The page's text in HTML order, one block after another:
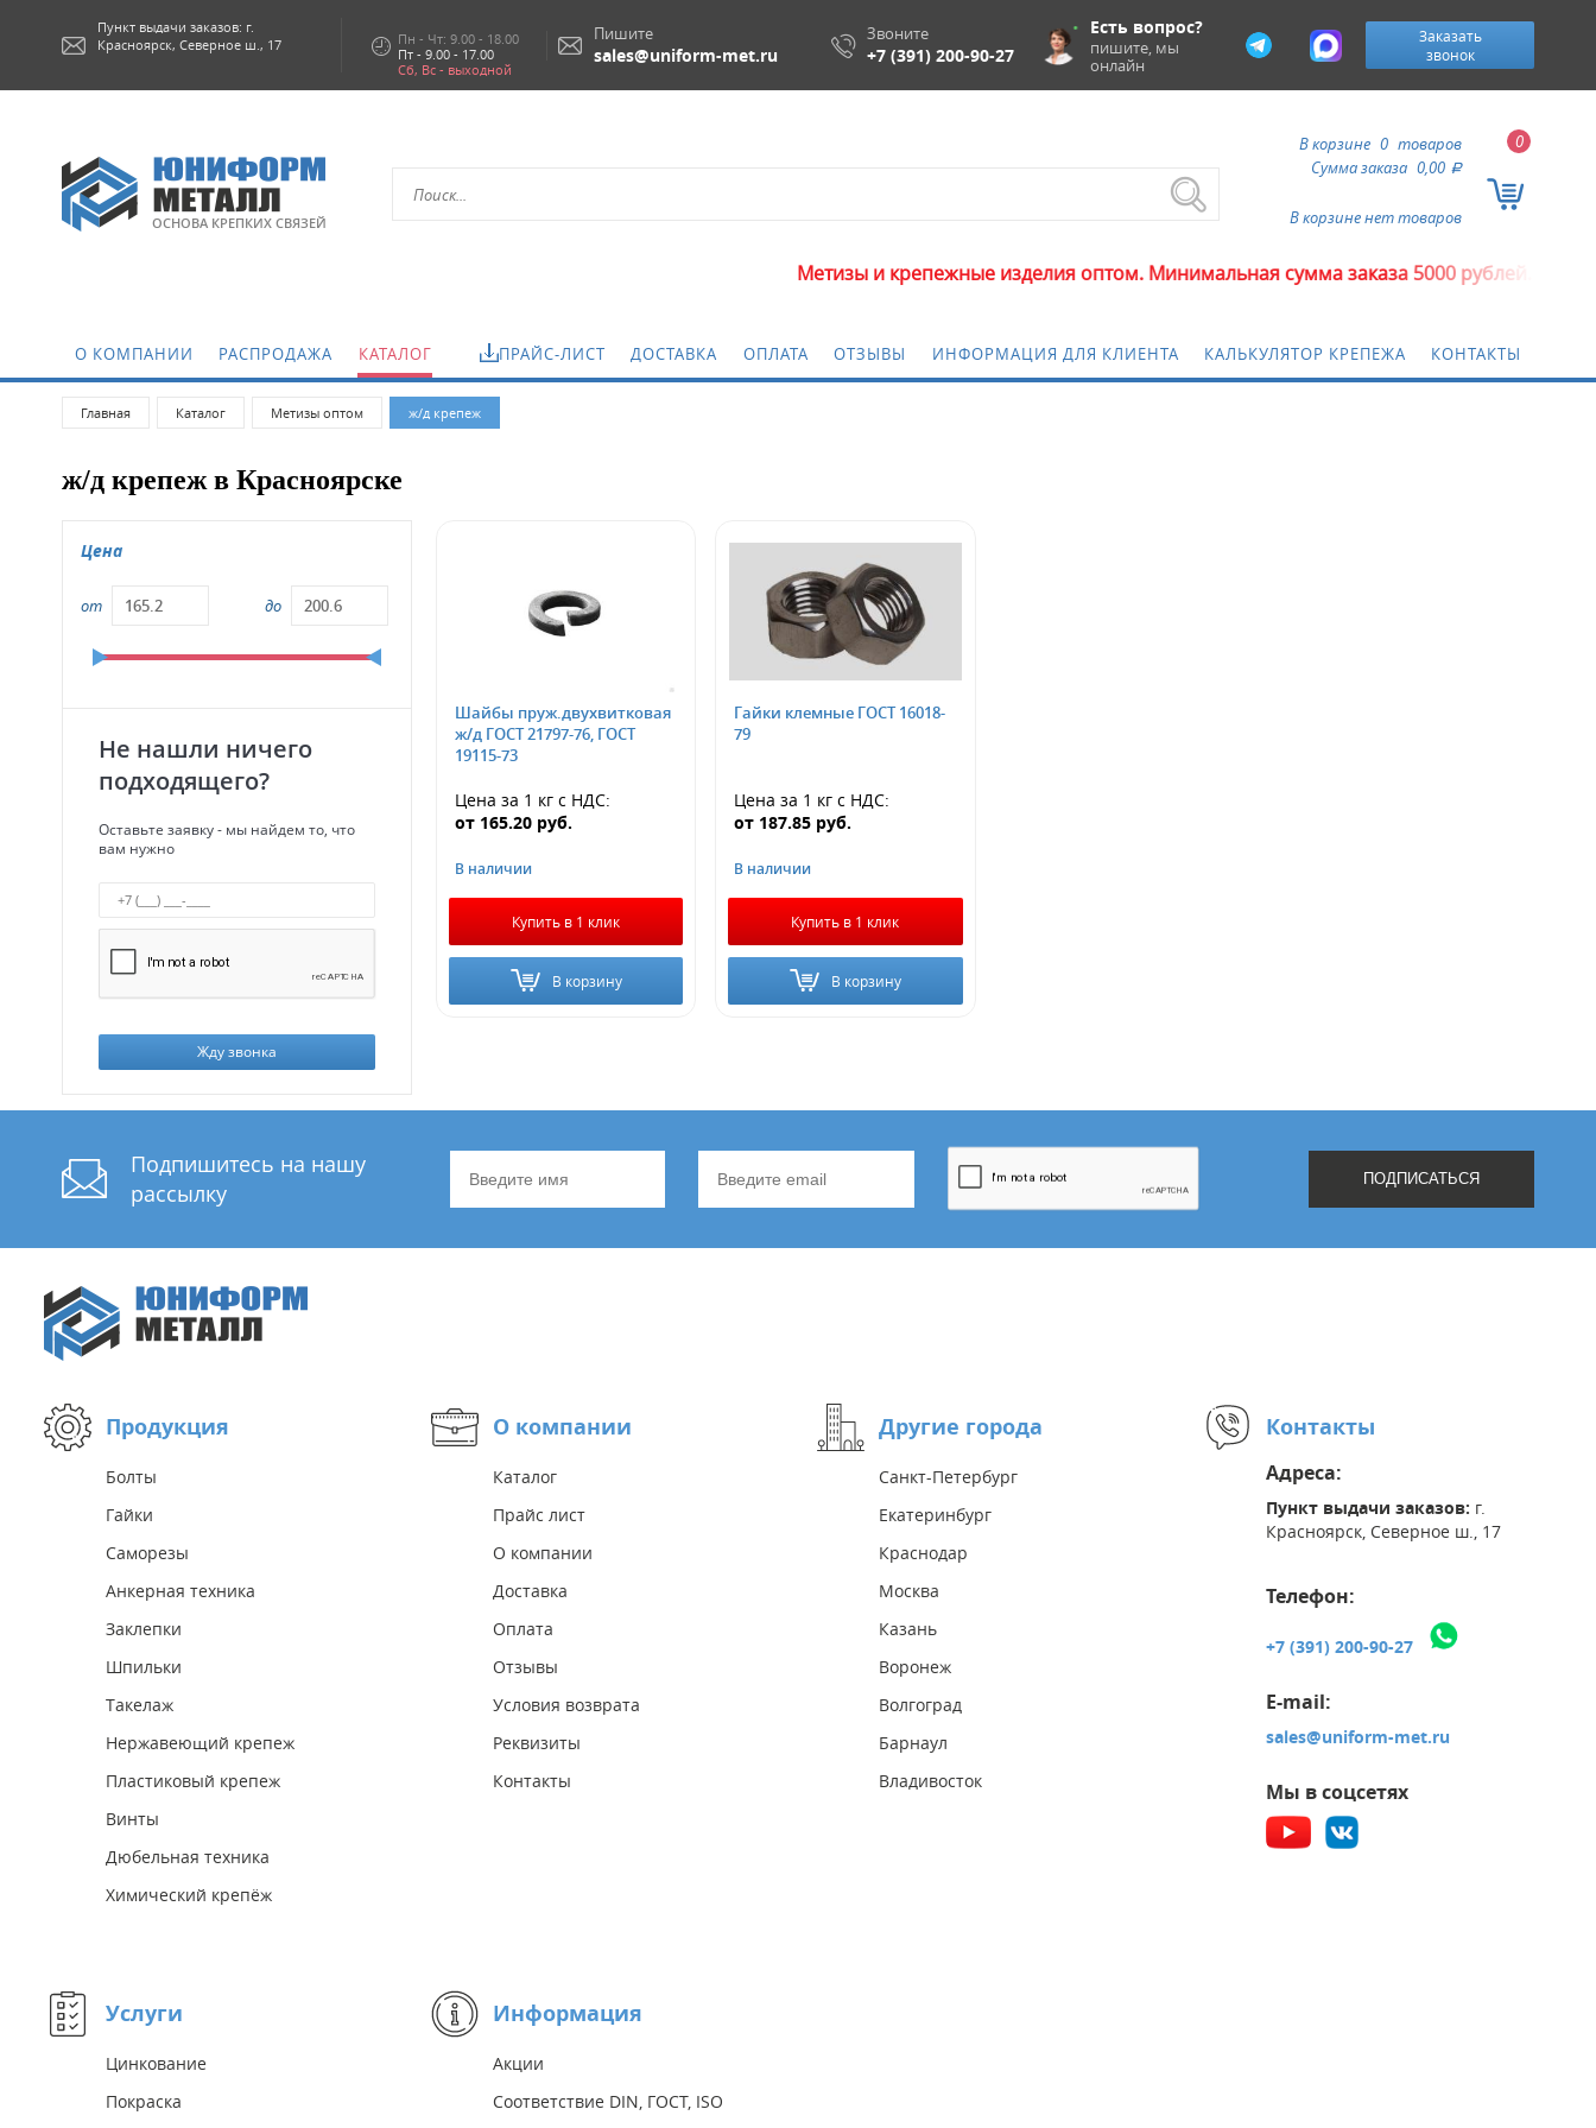
Есть вопрос?
пишите, мы
онлайн
Пункт выдачи заказов: г.
Красноярск, Северное ш., 17
Пн - Чт: 9.00 - 18.00
Пт - 9.00 - 17.00
Сб, Вс - выходной
Пишите
sales@uniform-met.ru
Звоните
+7 (391) 200-90-27
Заказать
звонок
ОСНОВА КРЕПКИХ СВЯЗЕЙ
0
В корзине 0 товаров
Сумма заказа 0,00 a
В корзине нет товаров
Метизы и крепежные изделия оптом. Минимальная сумма заказа 5000 рублей.
О КОМПАНИИ РАСПРОДАЖА КАТАЛОГ ПРАЙС-ЛИСТ ДОСТАВКА ОПЛАТА ОТЗЫВЫ ИНФОРМАЦИЯ ДЛЯ КЛИЕНТА КАЛЬКУЛЯТОР КРЕПЕЖА КОНТАКТЫ
Главная Каталог Метизы оптом ж/д крепеж
ж/д крепеж в Красноярске
Цена
от до
Не нашли ничего
подходящего?
Оставьте заявку - мы найдем то, что
вам нужно
Жду звонка
Шайбы пруж.двухвитковая
ж/д ГОСТ 21797-76, ГОСТ
19115-73
Цена за 1 кг с НДС:
от 165.20 руб.
В наличии
Купить в 1 клик
В корзину
Гайки клемные ГОСТ 16018-
79
Цена за 1 кг с НДС:
от 187.85 руб.
В наличии
Купить в 1 клик
В корзину
Подпишитесь на нашу
рассылку
Продукция
Болты
Гайки
Саморезы
Анкерная техника
Заклепки
Шпильки
Такелаж
Нержавеющий крепеж
Пластиковый крепеж
Винты
Дюбельная техника
Химический крепёж
Услуги
Цинкование
Покраска
О компании
Каталог
Прайс лист
О компании
Доставка
Оплата
Отзывы
Условия возврата
Реквизиты
Контакты
Информация
Акции
Соответствие DIN, ГОСТ, ISO
Другие города
Санкт-Петербург
Екатеринбург
Краснодар
Москва
Казань
Воронеж
Волгоград
Барнаул
Владивосток
Контакты
Адреса:
Пункт выдачи заказов: г.
Красноярск, Северное ш., 17
Телефон:
+7 (391) 200-90-27
E-mail:
sales@uniform-met.ru
Мы в соцсетях